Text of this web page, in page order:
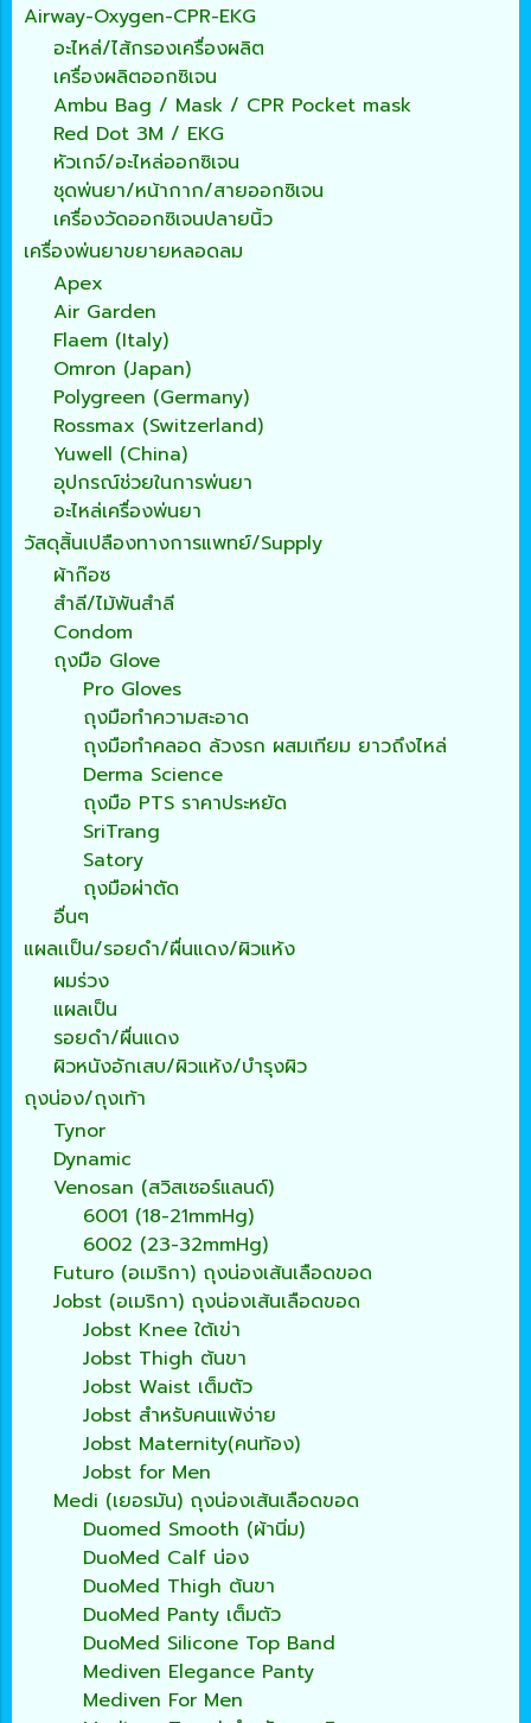
Airway-Oxygen-CPR-EKG
อะไหล่/ไส้กรองเครื่องผลิต
เครื่องผลิตออกซิเจน
Ambu Bag / Mask / CPR Pocket mask
Red Dot 3M / EKG
หัวเกจ์/อะไหล่ออกซิเจน
ชุดพ่นยา/หน้ากาก/สายออกซิเจน
เครื่องวัดออกซิเจนปลายนิ้ว
เครื่องพ่นยาขยายหลอดลม
Apex
Air Garden
Flaem (Italy)
Omron (Japan)
Polygreen (Germany)
Rossmax (Switzerland)
Yuwell (China)
อุปกรณ์ช่วยในการพ่นยา
อะไหล่เครื่องพ่นยา
วัสดุสิ้นเปลืองทางการแพทย์/Supply
ผ้าก๊อซ
สำลี/ไม้พันสำลี
Condom
ถุงมือ Glove
Pro Gloves
ถุงมือทำความสะอาด
ถุงมือทำคลอด ล้วงรก ผสมเทียม ยาวถึงไหล่
Derma Science
ถุงมือ PTS ราคาประหยัด
SriTrang
Satory
ถุงมือผ่าตัด
อื่นๆ
แผลเเป็น/รอยดำ/ผื่นแดง/ผิวแห้ง
ผมร่วง
แผลเป็น
รอยดำ/ผื่นแดง
ผิวหนังอักเสบ/ผิวแห้ง/บำรุงผิว
ถุงน่อง/ถุงเท้า
Tynor
Dynamic
Venosan (สวิสเซอร์แลนด์)
6001 (18-21mmHg)
6002 (23-32mmHg)
Futuro (อเมริกา) ถุงน่องเส้นเลือดขอด
Jobst (อเมริกา) ถุงน่องเส้นเลือดขอด
Jobst Knee ใต้เข่า
Jobst Thigh ต้นขา
Jobst Waist เต็มตัว
Jobst สำหรับคนแพ้ง่าย
Jobst Maternity(คนท้อง)
Jobst for Men
Medi (เยอรมัน) ถุงน่องเส้นเลือดขอด
Duomed Smooth (ผ้านิ่ม)
DuoMed Calf น่อง
DuoMed Thigh ต้นขา
DuoMed Panty เต็มตัว
DuoMed Silicone Top Band
Mediven Elegance Panty
Mediven For Men